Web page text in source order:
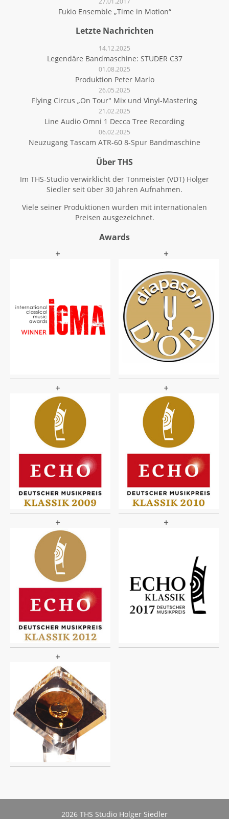
Fukio Ensemble „Time in Motion“
Letzte Nachrichten
14.12.2025
Legendäre Bandmaschine: STUDER C37
01.08.2025
Produktion Peter Marlo
26.05.2025
Flying Circus „On Tour" Mix und Vinyl-Mastering
21.02.2025
Line Audio Omni 1 Decca Tree Recording
06.02.2025
Neuzugang Tascam ATR-60 8-Spur Bandmaschine
Über THS
Im THS-Studio verwirklicht der Tonmeister (VDT) Holger
Siedler seit über 30 Jahren Aufnahmen.
Viele seiner Produktionen wurden mit internationalen
Preisen ausgezeichnet.
Awards
2026 THS Studio Holger Siedler